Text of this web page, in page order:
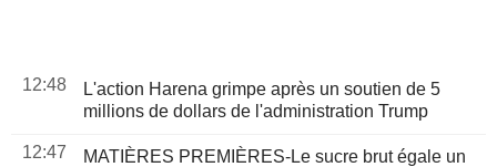
12:48
L'action Harena grimpe après un soutien de 5
millions de dollars de l'administration Trump
12:47
MATIÈRES PREMIÈRES-Le sucre brut égale un